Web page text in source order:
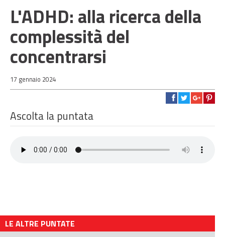
L'ADHD: alla ricerca della
complessità del
concentrarsi
17 gennaio 2024
Ascolta la puntata
LE ALTRE PUNTATE